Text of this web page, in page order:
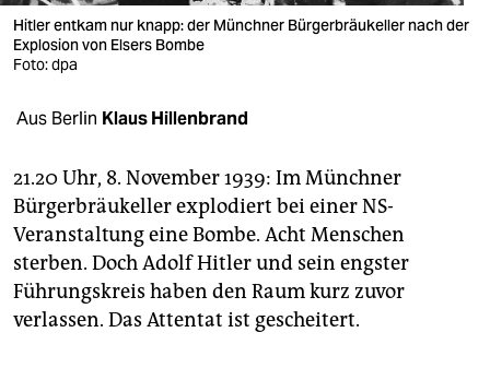
verlag
shop
fragen & hilfe
unterstützen
abo
genossenschaft
Hitler entkam nur knapp: der Münchner Bürgerbräukeller nach der
Explosion von Elsers Bombe
Foto: dpa
Aus Berlin Klaus Hillenbrand
21.20 Uhr, 8. November 1939: Im Münchner
Bürgerbräukeller explodiert bei einer NS-
Veranstaltung eine Bombe. Acht Menschen
sterben. Doch Adolf Hitler und sein engster
Führungskreis haben den Raum kurz zuvor
verlassen. Das Attentat ist gescheitert.